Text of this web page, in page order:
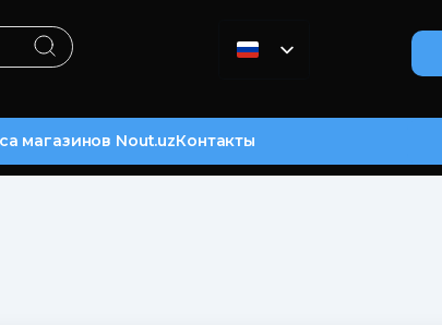
магазинов Nout.uzКонтакты